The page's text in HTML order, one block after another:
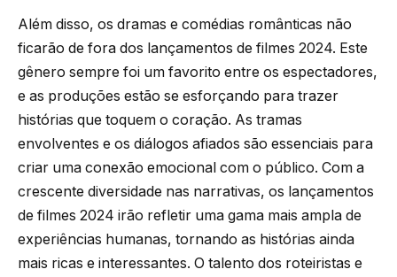
Além disso, os dramas e comédias românticas não
ficarão de fora dos lançamentos de filmes 2024. Este
gênero sempre foi um favorito entre os espectadores,
e as produções estão se esforçando para trazer
histórias que toquem o coração. As tramas
envolventes e os diálogos afiados são essenciais para
criar uma conexão emocional com o público. Com a
crescente diversidade nas narrativas, os lançamentos
de filmes 2024 irão refletir uma gama mais ampla de
experiências humanas, tornando as histórias ainda
mais ricas e interessantes. O talento dos roteiristas e